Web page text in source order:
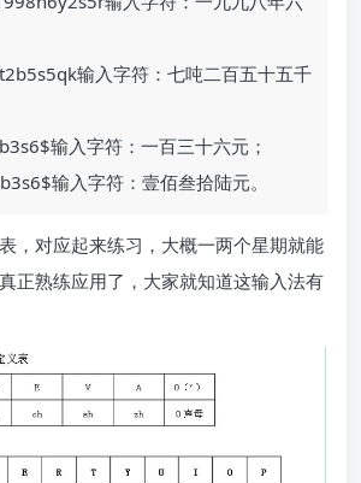
输入字符：七吨二百五十五千
输入字符：一百三十六元；
输入字符：壹佰叁拾陆元。
，对应起来练习，大概一两个星期就能
正熟练应用了，大家就知道这输入法有